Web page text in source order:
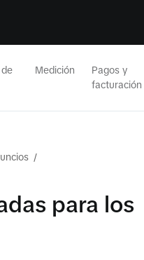
Medición
Pagos y
facturación
/
para los